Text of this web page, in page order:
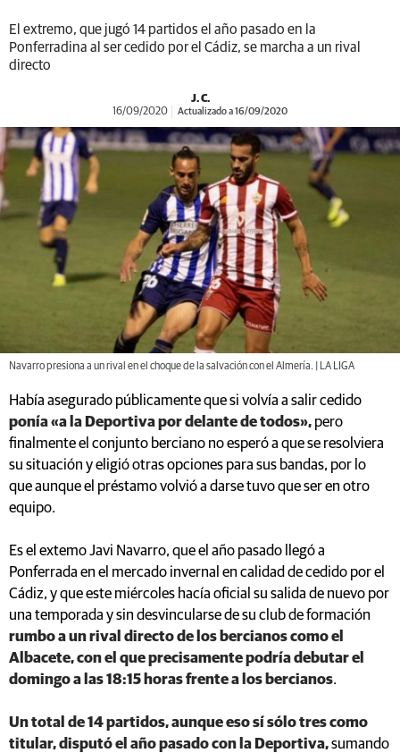
El extremo, que jugó 14 partidos el año pasado en la
Ponferradina al ser cedido por el Cádiz, se marcha a un rival
directo
J. C.
16/09/2020 Actualizado a 16/09/2020
Navarro presiona a un rival en el choque de la salvación con el Almería. | LA LIGA
Había asegurado públicamente que si volvía a salir cedido
ponía «a la Deportiva por delante de todos», pero
finalmente el conjunto berciano no esperó a que se resolviera
su situación y eligió otras opciones para sus bandas, por lo
que aunque el préstamo volvió a darse tuvo que ser en otro
equipo.
Es el extemo Javi Navarro, que el año pasado llegó a
Ponferrada en el mercado invernal en calidad de cedido por el
Cádiz, y que este miércoles hacía oficial su salida de nuevo por
una temporada y sin desvincularse de su club de formación
rumbo a un rival directo de los bercianos como el
Albacete, con el que precisamente podría debutar el
domingo a las 18:15 horas frente a los bercianos.
Un total de 14 partidos, aunque eso sí sólo tres como
titular, disputó el año pasado con la Deportiva,sumando